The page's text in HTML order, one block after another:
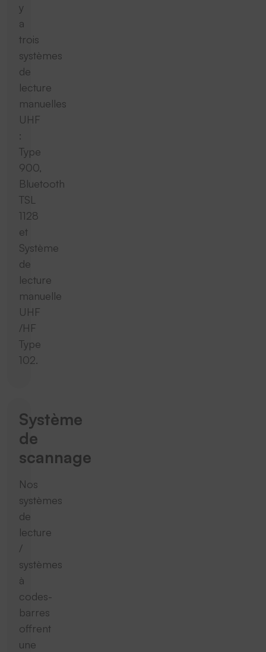
y
a
trois
systèmes
de
lecture
manuelles
UHF
:
Type
900,
Bluetooth
TSL
1128
et
Système
de
lecture
manuelle
UHF
/HF
Type
102.
Système
de
scannage
Nos
systèmes
de
lecture
/
systèmes
à
codes-
barres
offrent
une